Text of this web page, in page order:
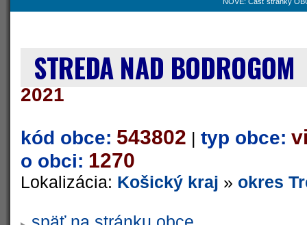
STREDA NAD BODROGOM
2021
kód obce: 543802 | typ obce:
o obci: 1270
Lokalizácia: Košický kraj » okres